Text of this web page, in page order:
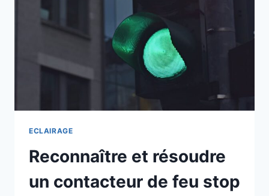
ECLAIRAGE
Reconnaître et résoudre
un contacteur de feu stop